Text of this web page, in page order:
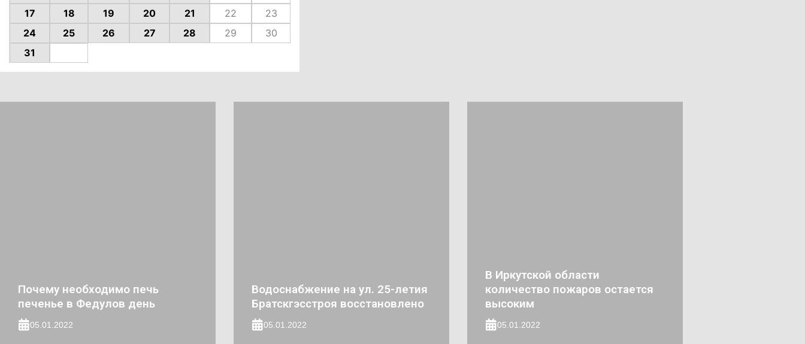
17
18 19 20 21 22
23
24
25 26 27 28 29
30
31
Почему необходимо печь
печенье в Федулов день
05.01.2022
Водоснабжение на ул. 25-летия
Братскгэсстроя восстановлено
05.01.2022
В Иркутской области
количество пожаров остается
высоким
05.01.2022